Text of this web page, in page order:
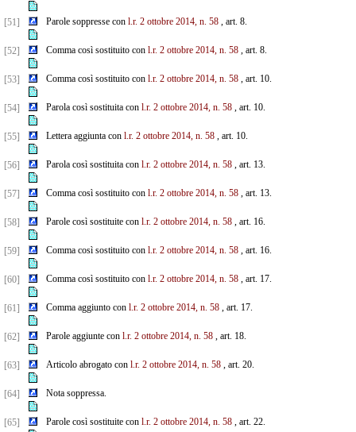
[51] Parole soppresse con l.r. 2 ottobre 2014, n. 58, art. 8.
[52] Comma così sostituito con l.r. 2 ottobre 2014, n. 58, art. 8.
[53] Comma così sostituito con l.r. 2 ottobre 2014, n. 58, art. 10.
[54] Parola così sostituita con l.r. 2 ottobre 2014, n. 58, art. 10.
[55] Lettera aggiunta con l.r. 2 ottobre 2014, n. 58, art. 10.
[56] Parola così sostituita con l.r. 2 ottobre 2014, n. 58, art. 13.
[57] Comma così sostituito con l.r. 2 ottobre 2014, n. 58, art. 13.
[58] Parole così sostituite con l.r. 2 ottobre 2014, n. 58, art. 16.
[59] Comma così sostituito con l.r. 2 ottobre 2014, n. 58, art. 16.
[60] Comma così sostituito con l.r. 2 ottobre 2014, n. 58, art. 17.
[61] Comma aggiunto con l.r. 2 ottobre 2014, n. 58, art. 17.
[62] Parole aggiunte con l.r. 2 ottobre 2014, n. 58, art. 18.
[63] Articolo abrogato con l.r. 2 ottobre 2014, n. 58, art. 20.
[64] Nota soppressa.
[65] Parole così sostituite con l.r. 2 ottobre 2014, n. 58, art. 22.